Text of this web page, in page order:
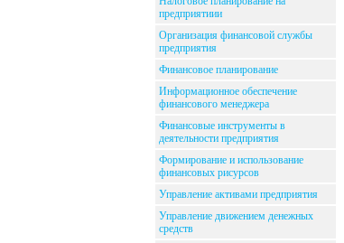
предприятиии
Организация финансовой службы
предприятия
Финансовое планирование
Информационное обеспечение
финансового менеджера
Финансовые инструменты в
деятельности предприятия
Формирование и использование
финансовых рисурсов
Управление активами предприятия
Управление движением денежных
средств